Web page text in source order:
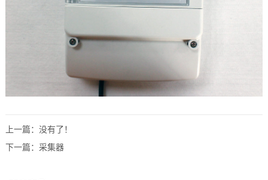
上一篇：没有了！
下一篇： 采集器